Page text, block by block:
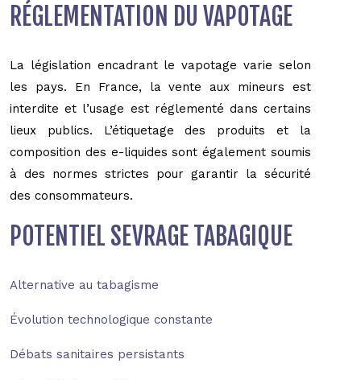
RÉGLEMENTATION DU VAPOTAGE
La législation encadrant le vapotage varie selon
les pays. En France, la vente aux mineurs est
interdite et l’usage est réglementé dans certains
lieux publics. L’étiquetage des produits et la
composition des e-liquides sont également soumis
à des normes strictes pour garantir la sécurité
des consommateurs.
POTENTIEL SEVRAGE TABAGIQUE
Alternative au tabagisme
Évolution technologique constante
Débats sanitaires persistants